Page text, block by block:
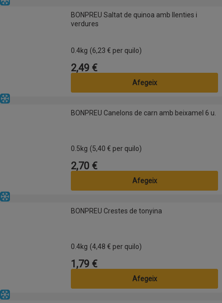
BONPREU Saltat de quinoa amb llenties i verdures
Congelat
BONPREU Saltat de quinoa amb llenties i
verdures
0.4kg (6,23 € per quilo)
Preu
2,49 €
Afegeix
BONPREU Canelons de carn amb beixamel 6 u.
Congelat
BONPREU Canelons de carn amb beixamel 6 u.
0.5kg (5,40 € per quilo)
Preu
2,70 €
Afegeix
BONPREU Crestes de tonyina
Congelat
BONPREU Crestes de tonyina
0.4kg (4,48 € per quilo)
Preu
1,79 €
Afegeix
Congelat